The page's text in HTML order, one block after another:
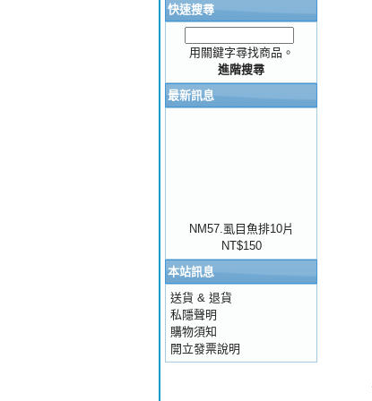
快速搜尋
用關鍵字尋找商品。
進階搜尋
最新訊息
NM57.虱目魚排10片
NT$150
本站訊息
送貨 & 退貨
私隱聲明
購物須知
開立發票說明